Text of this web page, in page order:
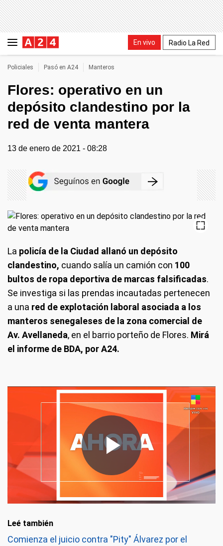
En vivo Radio La Red
Policiales Pasó en A24 Manteros
Flores: operativo en un
depósito clandestino por la
red de venta mantera
13 de enero de 2021 - 08:28
La policía de la Ciudad allanó un depósito
clandestino, cuando salía un camión con 100
bultos de ropa deportiva de marcas falsificadas.
Se investiga si las prendas incautadas pertenecen
a una red de explotación laboral asociada a los
manteros senegaleses de la zona comercial de
Av. Avellaneda, en el barrio porteño de Flores. Mirá
el informe de BDA, por A24.
Leé también
Comienza el juicio contra "Pity" Álvarez por el